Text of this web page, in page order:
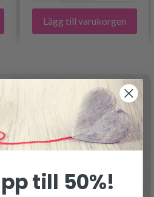
Lägg till varukorgen
till 50%!